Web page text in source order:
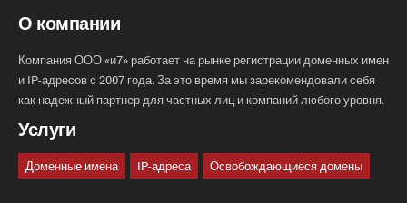
О компании
Компания ООО «и7» работает на рынке регистрации доменных имен
и IP-адресов с 2007 года. За это время мы зарекомендовали себя
как надежный партнер для частных лиц и компаний любого уровня.
Услуги
Доменные имена IP-адреса Освобождающиеся домены